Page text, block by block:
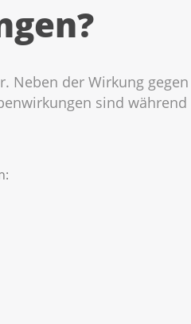
Neben der Wirkung
sind